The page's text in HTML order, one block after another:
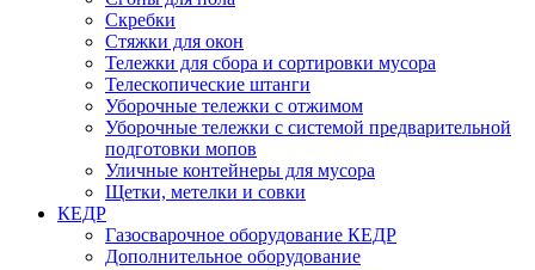
Скребки
Стяжки для окон
Тележки для сбора и сортировки мусора
Телескопические штанги
Уборочные тележки с отжимом
Уборочные тележки с системой предварительной
подготовки мопов
Уличные контейнеры для мусора
Щетки, метелки и совки
КЕДР
Газосварочное оборудование КЕДР
Дополнительное оборудование